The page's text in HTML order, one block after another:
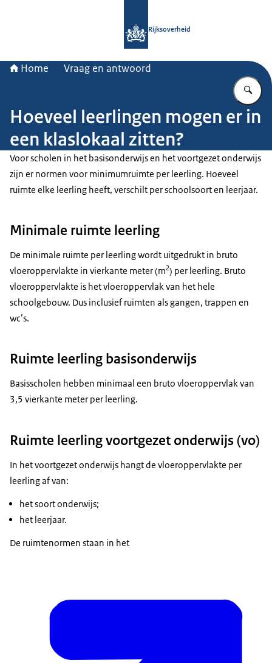
Rijksoverheid
Home Vraag en antwoord
Hoeveel leerlingen mogen er in
een klaslokaal zitten?
Voor scholen in het basisonderwijs en het voortgezet onderwijs
zijn er normen voor minimumruimte per leerling. Hoeveel
ruimte elke leerling heeft, verschilt per schoolsoort en leerjaar.
Minimale ruimte leerling
De minimale ruimte per leerling wordt uitgedrukt in bruto
vloeroppervlakte in vierkante meter (m2) per leerling. Bruto
vloeroppervlakte is het vloeroppervlak van het hele
schoolgebouw. Dus inclusief ruimten als gangen, trappen en
wc’s.
Ruimte leerling basisonderwijs
Basisscholen hebben minimaal een bruto vloeroppervlak van
3,5 vierkante meter per leerling.
Ruimte leerling voortgezet onderwijs (vo)
In het voortgezet onderwijs hangt de vloeroppervlakte per
leerling af van:
het soort onderwijs;
het leerjaar.
De ruimtenormen staan in het